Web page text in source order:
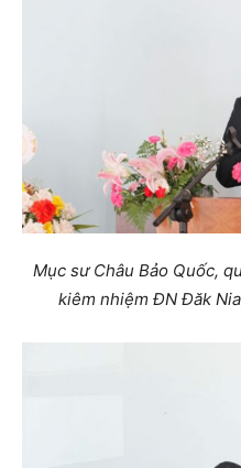
Mục sư Châu Bảo Quốc,
kiêm nhiệm ĐN Đăk